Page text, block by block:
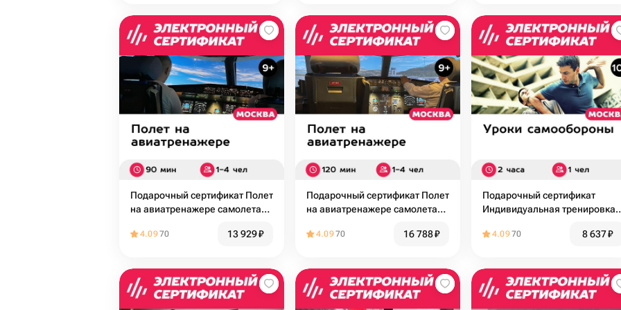
Подарочный сертификат Полет
на авиатренажере самолета
чел., будни
4.0970 13 929₽
Подарочный сертификат Полет
на авиатренажере самолета
чел., будни
4.0970 16 788₽
Подарочный сертификат
Индивидуальная тренировка
чел. (2 часа)
4.0970 8 637₽